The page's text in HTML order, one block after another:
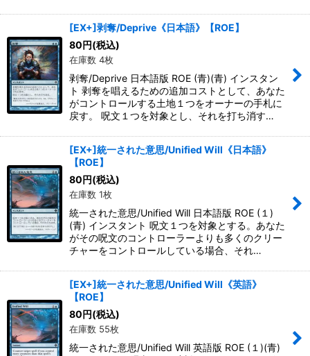
[EX+]剥奪/Deprive《日本語》【ROE】
80円(税込)
在庫数 4枚
剥奪/Deprive 日本語版 ROE (青)(青) インスタン
ト 剥奪を唱えるための追加コストとして、あなた
がコントロールする土地１つをオーナーの手札に
戻す。 呪文１つを対象とし、それを打ち消す…
[EX+]統一された意思/Unified Will《日本語》
【ROE】
80円(税込)
在庫数 1枚
統一された意思/Unified Will 日本語版 ROE (１)
(青) インスタント 呪文１つを対象とする。あなた
がその呪文のコントローラーよりも多くのクリー
チャーをコントロールしている場合、それ…
[EX+]統一された意思/Unified Will《英語》
【ROE】
80円(税込)
在庫数 55枚
統一された意思/Unified Will 英語版 ROE (１)(青)